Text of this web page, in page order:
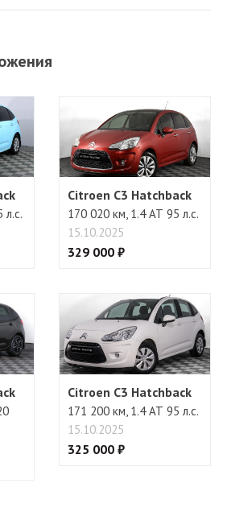
л.с.
Citroen C3 Hatchback
170 020 км, 1.4 АТ 95 л.с.
15.10.2025
329 000 ₽
Citroen C3 Hatchback
171 200 км, 1.4 АТ 95 л.с.
15.10.2025
325 000 ₽